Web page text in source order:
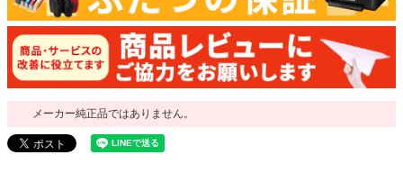
メーカー純正品ではありません。